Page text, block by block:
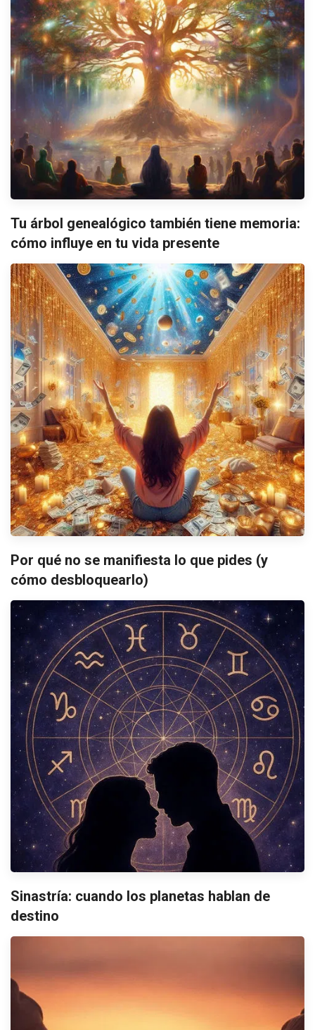
Tu árbol genealógico también tiene memoria:
cómo influye en tu vida presente
Por qué no se manifiesta lo que pides (y
cómo desbloquearlo)
Sinastría: cuando los planetas hablan de
destino